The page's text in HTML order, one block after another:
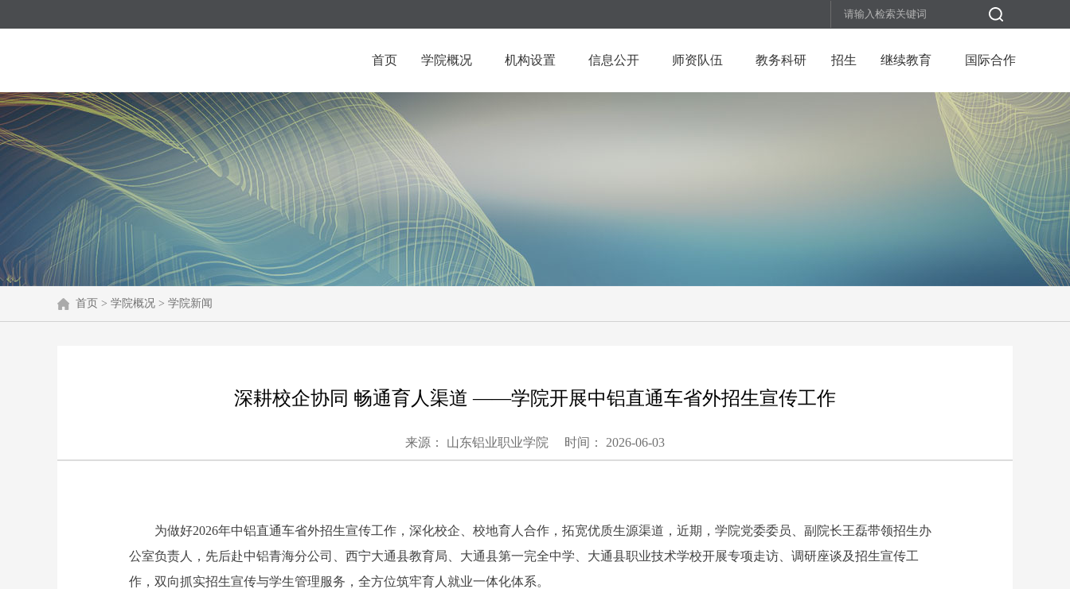
首页 学院概况 机构设置 信息公开 师资队伍 教务科研 招生 继续教育 国际合作
首页 > 学院概况 > 学院新闻
深耕校企协同 畅通育人渠道 ——学院开展中铝直通车省外招生宣传工作
来源： 山东铝业职业学院 时间： 2026-06-03
为做好2026年中铝直通车省外招生宣传工作，深化校企、校地育人合作，拓宽优质生源渠道，近期，学院党委委员、副院长王磊带领招生办
公室负责人，先后赴中铝青海分公司、西宁大通县教育局、大通县第一完全中学、大通县职业技术学校开展专项走访、调研座谈及招生宣传工
作，双向抓实招生宣传与学生管理服务，全方位筑牢育人就业一体化体系。